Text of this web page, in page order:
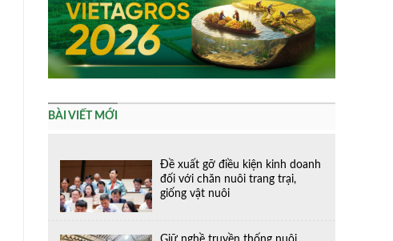
BÀI VIẾT MỚI
Đề xuất gỡ điều kiện kinh doanh
đối với chăn nuôi trang trại,
giống vật nuôi